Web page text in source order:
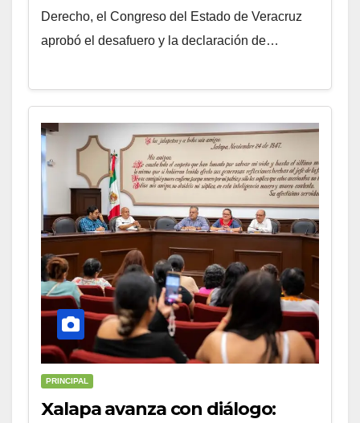
Derecho, el Congreso del Estado de Veracruz
aprobó el desafuero y la declaración de…
PRINCIPAL
Xalapa avanza con diálogo: